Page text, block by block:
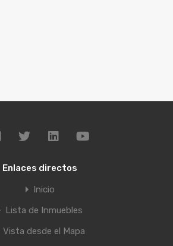
Enlaces directos
Inicio
Lista de Inmuebles
Vista desde el Mapa